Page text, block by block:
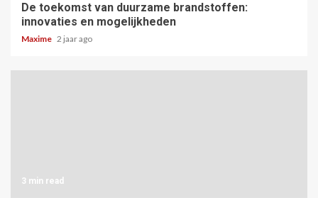
De toekomst van duurzame brandstoffen:
innovaties en mogelijkheden
Maxime 2 jaar ago
3 min read